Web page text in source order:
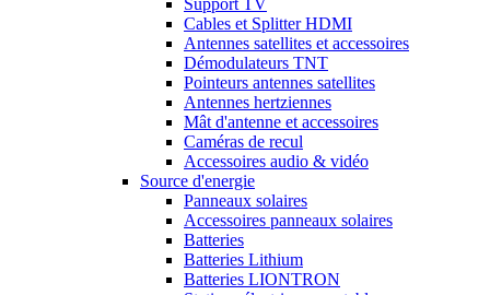
Cables et Splitter HDMI
Antennes satellites et accessoires
Démodulateurs TNT
Pointeurs antennes satellites
Antennes hertziennes
Mât d'antenne et accessoires
Caméras de recul
Accessoires audio & vidéo
Source d'energie
Panneaux solaires
Accessoires panneaux solaires
Batteries
Batteries Lithium
Batteries LIONTRON